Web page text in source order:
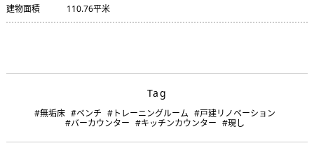
建物面積 110.76平米
Tag
#無垢床 #ベンチ #トレーニングルーム #戸建リノベーション
#バーカウンター #キッチンカウンター #現し